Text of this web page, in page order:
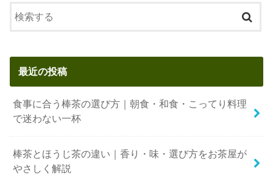
最近の投稿
食事に合う棒茶の選び方｜朝食・和食・こってり料理
で迷わない一杯
棒茶とほうじ茶の違い｜香り・味・選び方をお茶屋が
やさしく解説